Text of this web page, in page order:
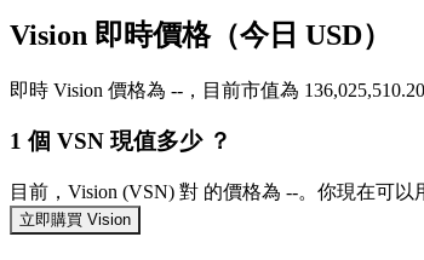
Vision 即時價格（今日 USD）
即時 Vision 價格為 --，目前市值為
1 個 VSN 現值多少 ？
目前，Vision (VSN) 對 的價格為 --。你現在可
立即購買 Vision